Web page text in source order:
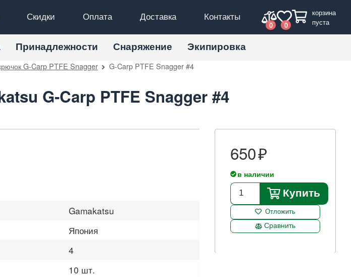
Скидки Оплата Доставка Контакты
0 0
корзина
пуста
Принадлежности Снаряжение Экипировка
G-Carp PTFE Snagger G-Carp PTFE Snagger #4
G-Carp PTFE Snagger #4
Gamakatsu
Япония
4
10 шт.
650
в наличии
Купить
Отложить
Сравнить